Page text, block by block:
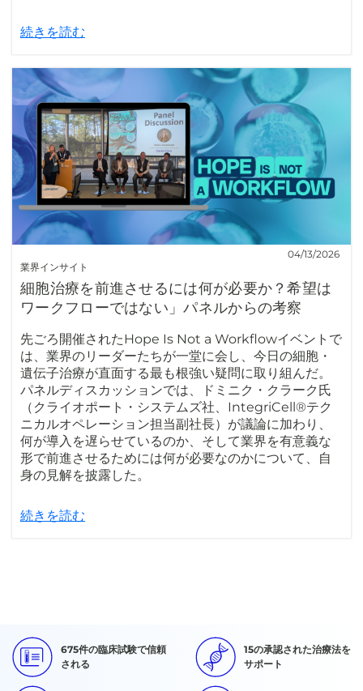
続きを読む
業界インサイト
04/13/2026
細胞治療を前進させるには何が必要か？希望は
ワークフローではない」パネルからの考察
先ごろ開催されたHope Is Not a Workflowイベントで
は、業界のリーダーたちが一堂に会し、今日の細胞・
遺伝子治療が直面する最も根強い疑問に取り組んだ。
パネルディスカッションでは、ドミニク・クラーク氏
（クライオポート・システムズ社、IntegriCell®テク
ニカルオペレーション担当副社長）が議論に加わり、
何が導入を遅らせているのか、そして業界を有意義な
形で前進させるためには何が必要なのかについて、自
身の見解を披露した。
続きを読む
675件の臨床試験で信頼
される
15の承認された治療法を
サポート